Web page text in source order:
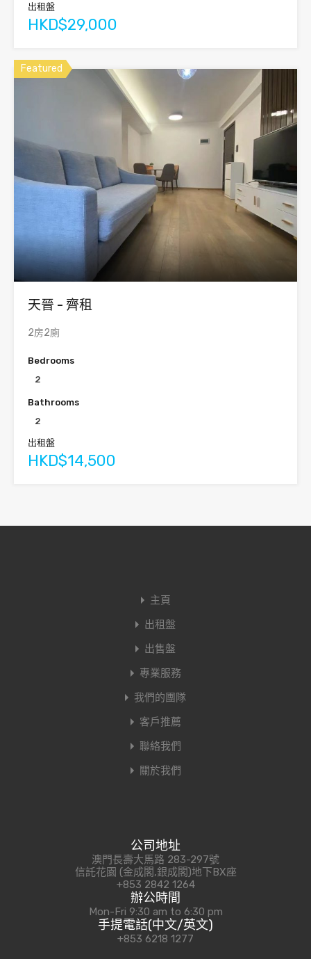
出租盤
HKD$29,000
Featured
天晉 - 齊租
2房2廁
Bedrooms
2
Bathrooms
2
出租盤
HKD$14,500
主頁
出租盤
出售盤
專業服務
我們的團隊
客戶推薦
聯絡我們
關於我們
公司地址
澳門長壽大馬路 283-297號
信託花園 (金成閣,銀成閣)地下BX座
+853 2842 1264
辦公時間
Mon-Fri 9:30 am to 6:30 pm
手提電話(中文/英文)
+853 6218 1277